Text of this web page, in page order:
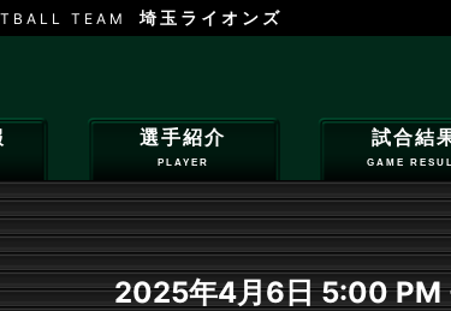
TEAM 埼玉ライオンズ
選手紹介
PLAYER
試合結
GAME
2025年4月6日 5:00